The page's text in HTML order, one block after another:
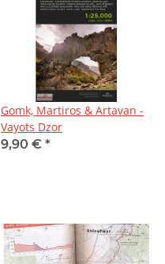
Gomk, Martiros & Artavan -
Vayots Dzor
9,90 € *